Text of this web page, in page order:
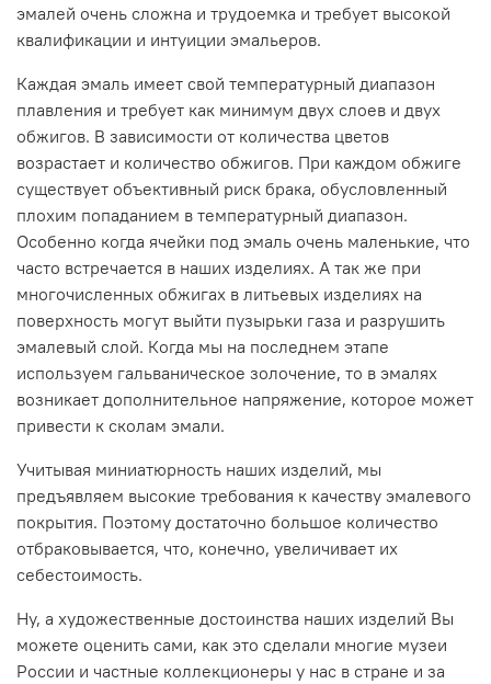
эмалей очень сложна и трудоемка и требует высокой
квалификации и интуиции эмальеров.
Каждая эмаль имеет свой температурный диапазон
плавления и требует как минимум двух слоев и двух
обжигов. В зависимости от количества цветов
возрастает и количество обжигов. При каждом обжиге
существует объективный риск брака, обусловленный
плохим попаданием в температурный диапазон.
Особенно когда ячейки под эмаль очень маленькие, что
часто встречается в наших изделиях. А так же при
многочисленных обжигах в литьевых изделиях на
поверхность могут выйти пузырьки газа и разрушить
эмалевый слой. Когда мы на последнем этапе
используем гальваническое золочение, то в эмалях
возникает дополнительное напряжение, которое может
привести к сколам эмали.
Учитывая миниатюрность наших изделий, мы
предъявляем высокие требования к качеству эмалевого
покрытия. Поэтому достаточно большое количество
отбраковывается, что, конечно, увеличивает их
себестоимость.
Ну, а художественные достоинства наших изделий Вы
можете оценить сами, как это сделали многие музеи
России и частные коллекционеры у нас в стране и за